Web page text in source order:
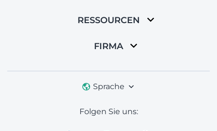
RESSOURCEN
FIRMA
Sprache
Folgen Sie uns: